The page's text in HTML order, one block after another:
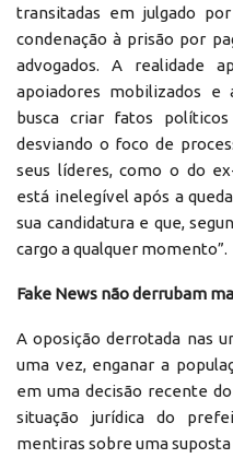
transitadas em julgado
condenação à prisão por
advogados. A realidade
apoiadores mobilizados e
busca criar fatos
desviando o foco de
seus líderes, como o do
está inelegível após a
sua candidatura e que,
cargo a qualquer momento”.
Fake News não derrubam
A oposição derrotada nas
uma vez, enganar a
em uma decisão recente
situação jurídica do
mentiras sobre uma suposta